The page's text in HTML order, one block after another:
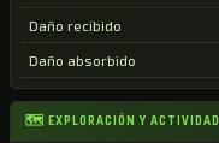
Daño recibido
Daño absorbido
🗺 EXPLORACIÓN Y ACTIVIDAD